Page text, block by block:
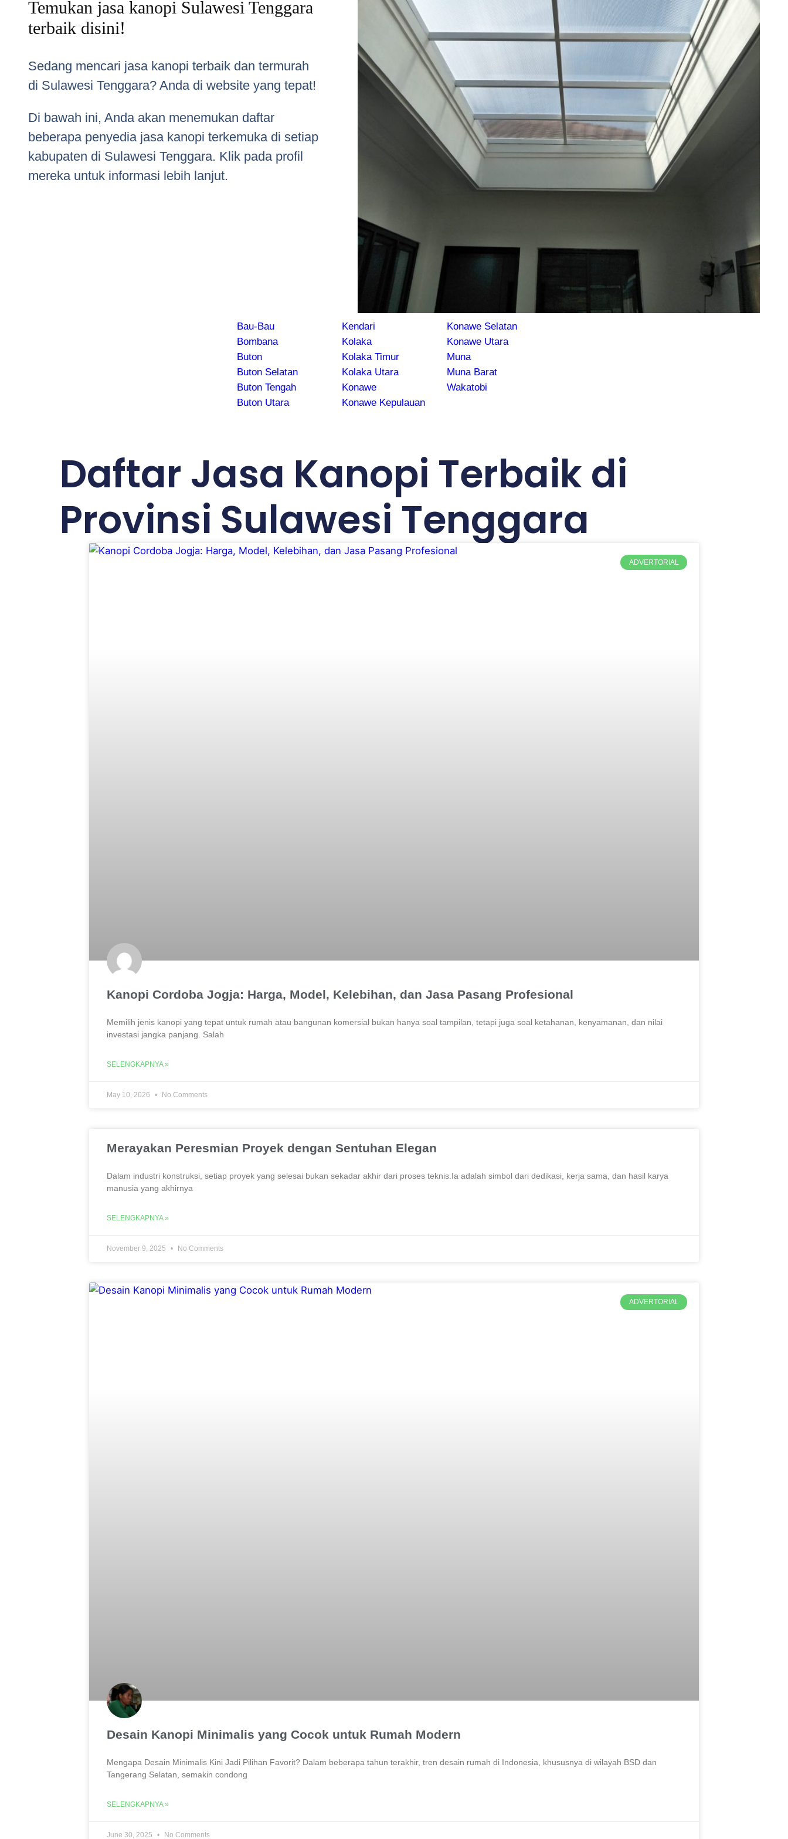
Temukan jasa kanopi Sulawesi Tenggara
terbaik disini!
Sedang mencari jasa kanopi terbaik dan termurah
di Sulawesi Tenggara? Anda di website yang tepat!
Di bawah ini, Anda akan menemukan daftar
beberapa penyedia jasa kanopi terkemuka di setiap
kabupaten di Sulawesi Tenggara. Klik pada profil
mereka untuk informasi lebih lanjut.
Bau-Bau
Bombana
Buton
Buton Selatan
Buton Tengah
Buton Utara
Kendari
Kolaka
Kolaka Timur
Kolaka Utara
Konawe
Konawe Kepulauan
Konawe Selatan
Konawe Utara
Muna
Muna Barat
Wakatobi
Daftar Jasa Kanopi Terbaik di
Provinsi Sulawesi Tenggara
ADVERTORIAL
Kanopi Cordoba Jogja: Harga, Model, Kelebihan, dan Jasa Pasang Profesional
Memilih jenis kanopi yang tepat untuk rumah atau bangunan komersial bukan hanya soal tampilan, tetapi juga soal ketahanan, kenyamanan, dan nilai
investasi jangka panjang. Salah
SELENGKAPNYA »
May 10, 2026 No Comments
Merayakan Peresmian Proyek dengan Sentuhan Elegan
Dalam industri konstruksi, setiap proyek yang selesai bukan sekadar akhir dari proses teknis.Ia adalah simbol dari dedikasi, kerja sama, dan hasil karya
manusia yang akhirnya
SELENGKAPNYA »
November 9, 2025 No Comments
ADVERTORIAL
Desain Kanopi Minimalis yang Cocok untuk Rumah Modern
Mengapa Desain Minimalis Kini Jadi Pilihan Favorit? Dalam beberapa tahun terakhir, tren desain rumah di Indonesia, khususnya di wilayah BSD dan
Tangerang Selatan, semakin condong
SELENGKAPNYA »
June 30, 2025 No Comments